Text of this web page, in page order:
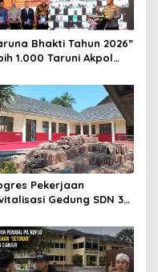
Bhakti Tahun 2026”
1.000 Taruni Akpol
Siswa Sekolah
Pekerjaan
Gedung SDN 3
50 Persen